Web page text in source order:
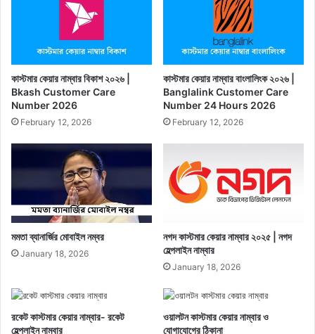
কাস্টমার কেয়ার নাম্বার বিকাশ ২০২৬ |
Bkash Customer Care
Number 2026
February 12, 2026
কাস্টমার কেয়ার নাম্বার বাংলালিংক ২০২৬ |
Banglalink Customer Care
Number 24 Hours 2026
February 12, 2026
মমতা ব্যানার্জির মোবাইল নম্বর
January 18, 2026
নগদ কাস্টমার কেয়ার নাম্বার ২০২৫ | নগদ
হেল্পলাইন নাম্বার
January 18, 2026
রকেট কাস্টমার কেয়ার নাম্বার- রকেট
হেল্পলাইন নাম্বার
ওয়ালটন কাস্টমার কেয়ার নাম্বার ও
যোগাযোগের ঠিকানা